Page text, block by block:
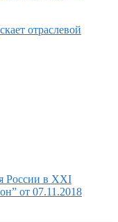
отраслевой
России в XXI
от 07.11.2018